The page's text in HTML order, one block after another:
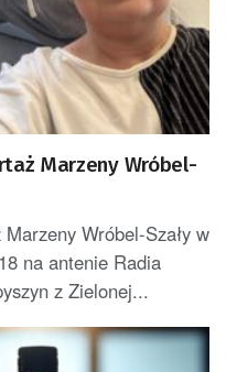
Marzeny Wróbel-
Wróbel-Szały w
na antenie Radia
z Zielonej...